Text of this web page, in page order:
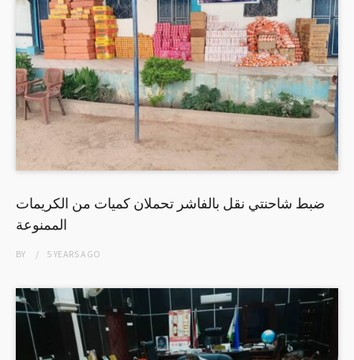
ضبط شاحنتي نقل بالفاشر تحملان كميات من الكريمات
الممنوعة
BY 5 YEARSAGO